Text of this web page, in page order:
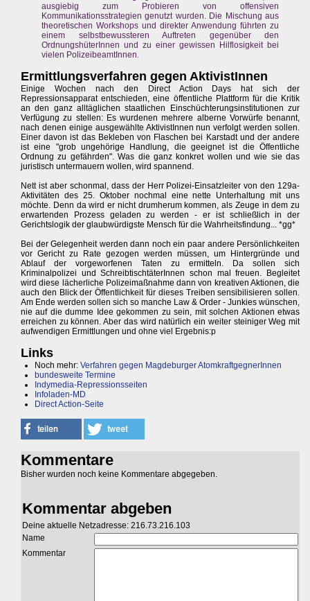
ausgiebig zum Probieren von offensiven
Kommunikationsstrategien genutzt wurden. Die Mischung aus
theoretischen Workshops und direkter Anwendung führten zu
einem selbstbewussteren Auftreten gegenüber den
OrdnungshüterInnen und zu einer gewissen Hilflosigkeit bei
vielen PolizeibeamtInnen.
Ermittlungsverfahren gegen AktivistInnen
Einige Wochen nach den Direct Action Days hat sich der
Repressionsapparat entschieden, eine öffentliche Plattform für die Kritik
an den ganz alltäglichen staatlichen Einschüchterungsinstitutionen zur
Verfügung zu stellen: Es wurdenen mehrere alberne Vorwürfe benannt,
nach denen einige ausgewählte AktivistInnen nun verfolgt werden sollen.
Einer davon ist das Bekleben von Flaschen bei Karstadt und der andere
ist eine "grob ungehörige Handlung, die geeignet ist die Öffentliche
Ordnung zu gefährden". Was die ganz konkret wollen und wie sie das
juristisch untermauern wollen, wird spannend.
Nett ist aber schonmal, dass der Herr Polizei-Einsatzleiter von den 129a-
Aktivitäten des 25. Oktober nochmal eine nette Unterhaltung mit uns
möchte. Denn da wird er nicht drumherum kommen, als Zeuge in dem zu
erwartenden Prozess geladen zu werden - er ist schließlich in der
Gerichtslogik der glaubwürdigste Mensch für die Wahrheitsfindung... *gg*
Bei der Gelegenheit werden dann noch ein paar andere Persönlichkeiten
vor Gericht zu Rate gezogen werden müssen, um Hintergründe und
Ablauf der vorgeworfenen Taten zu ermitteln. Da sollen sich
Kriminalpolizei und SchreibtischtäterInnen schon mal freuen. Begleitet
wird diese lächerliche Polizeimaßnahme dann von kreativen Aktionen, die
auch den Blick der Öffentlichkeit für dieses Treiben sensibilisieren sollen.
Am Ende werden sollen sich so manche Law & Order - Junkies wünschen,
nie auf die dumme Idee gekommen zu sein, mit solchen Aktionen etwas
erreichen zu können. Aber das wird natürlich ein weiter steiniger Weg mit
aufwendigen Ermittlungen und ohne viel Ergebnis:p
Links
Noch mehr: Verfahren gegen Magdeburger AtomkraftgegnerInnen
bundesweite Termine
Indymedia-Repressionsseiten
Infoladen-MD
Direct Action-Seite
Kommentare
Bisher wurden noch keine Kommentare abgegeben.
Kommentar abgeben
Deine aktuelle Netzadresse: 216.73.216.103
Name
Kommentar